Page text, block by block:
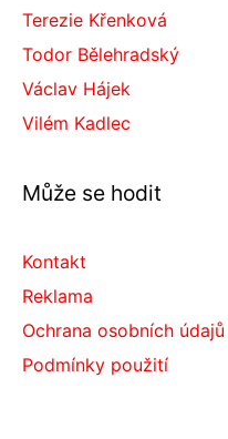
Terezie Křenková
Todor Bělehradský
Václav Hájek
Vilém Kadlec
Může se hodit
Kontakt
Reklama
Ochrana osobních údajů
Podmínky použití